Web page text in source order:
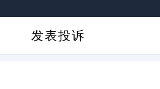
发表投诉